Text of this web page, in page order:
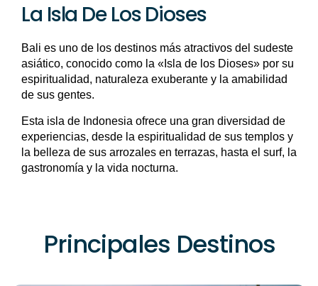
La Isla De Los Dioses
Bali es uno de los destinos más atractivos del sudeste
asiático, conocido como la «Isla de los Dioses» por su
espiritualidad, naturaleza exuberante y la amabilidad
de sus gentes.
Esta isla de Indonesia ofrece una gran diversidad de
experiencias, desde la espiritualidad de sus templos y
la belleza de sus arrozales en terrazas, hasta el surf, la
gastronomía y la vida nocturna.
Principales Destinos